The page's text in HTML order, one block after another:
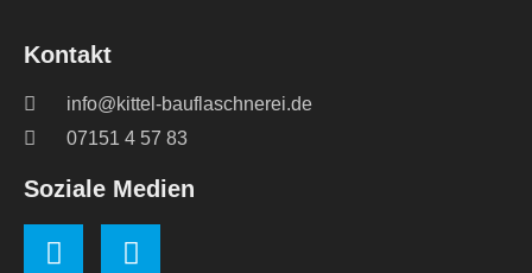
Kontakt
info@kittel-bauflaschnerei.de
07151 4 57 83
Soziale Medien